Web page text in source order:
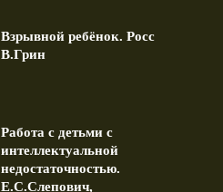
Взрывной ребёнок. Росс
В.Грин
Работа с детьми с
интеллектуальной
недостаточностью.
Е.С.Слепович,